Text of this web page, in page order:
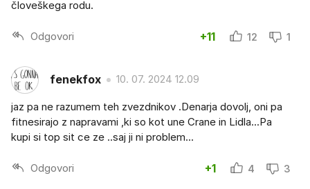
človeškega rodu.
Odgovori +11 12 1
fenekfox 10. 07. 2024 12.09
jaz pa ne razumem teh zvezdnikov .Denarja dovolj, oni pa
fitnesirajo z napravami ,ki so kot une Crane in Lidla...Pa
kupi si top sit ce ze ..saj ji ni problem...
Odgovori +1 4 3